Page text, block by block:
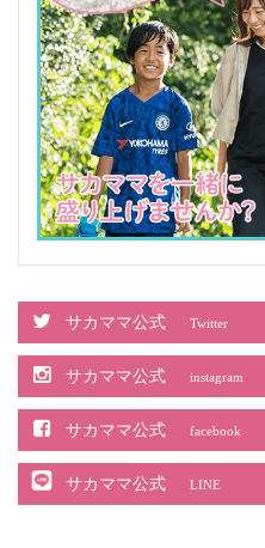
サカママ公式 Twitter
サカママ公式 instagram
サカママ公式 facebook
サカママ公式 LINE